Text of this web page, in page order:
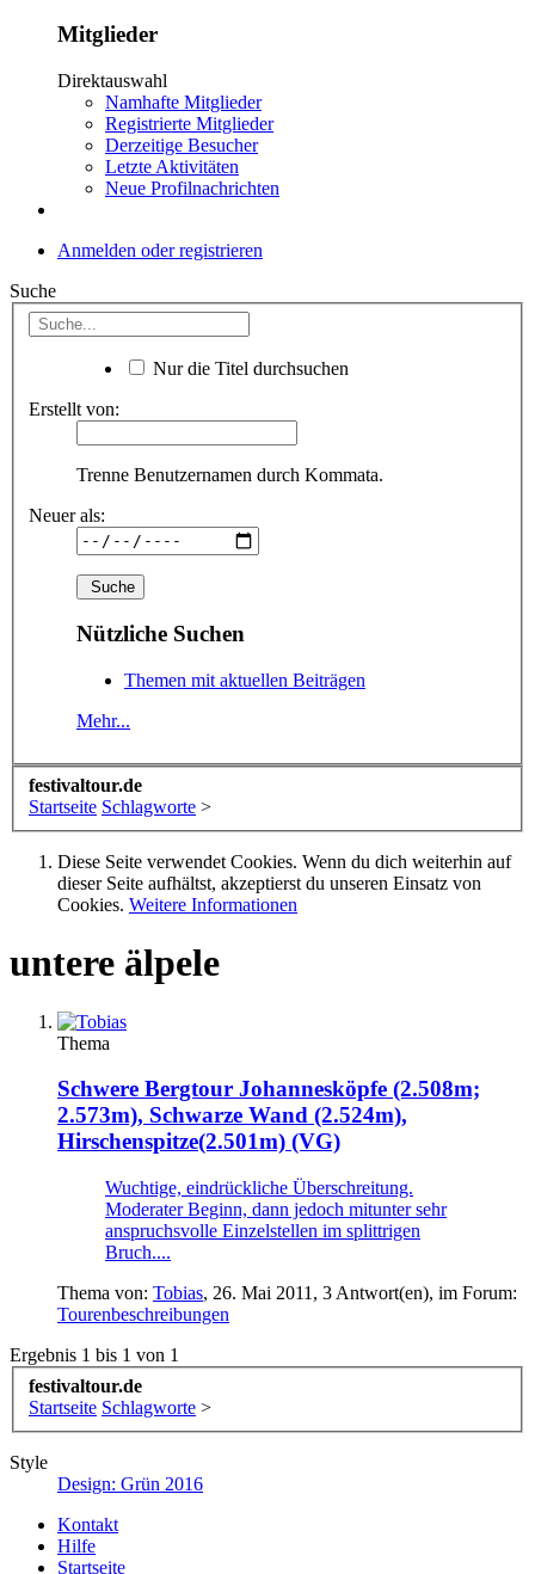
Mitglieder
Direktauswahl
Namhafte Mitglieder
Registrierte Mitglieder
Derzeitige Besucher
Letzte Aktivitäten
Neue Profilnachrichten
Anmelden oder registrieren
Suche
Nur die Titel durchsuchen
Erstellt von:
Trenne Benutzernamen durch Kommata.
Neuer als:
Nützliche Suchen
Themen mit aktuellen Beiträgen
Mehr...
festivaltour.de
Startseite Schlagworte >
Diese Seite verwendet Cookies. Wenn du dich weiterhin auf
dieser Seite aufhältst, akzeptierst du unseren Einsatz von
Cookies. Weitere Informationen
untere älpele
Thema
Schwere Bergtour Johannesköpfe (2.508m;
2.573m), Schwarze Wand (2.524m),
Hirschenspitze(2.501m) (VG)
Wuchtige, eindrückliche Überschreitung.
Moderater Beginn, dann jedoch mitunter sehr
anspruchsvolle Einzelstellen im splittrigen
Bruch....
Thema von: Tobias, 26. Mai 2011 , 3 Antwort(en), im Forum:
Tourenbeschreibungen
Ergebnis 1 bis 1 von 1
festivaltour.de
Startseite Schlagworte >
Style
Design: Grün 2016
Kontakt
Hilfe
Startseite